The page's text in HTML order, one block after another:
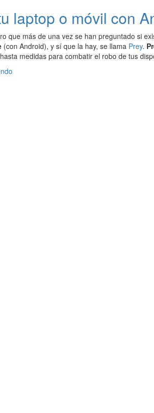
laptop o móvil con
que más de una vez se han preguntado si
(con Android), y sí que la hay, se llama Prey.
medidas para combatir el robo de tus